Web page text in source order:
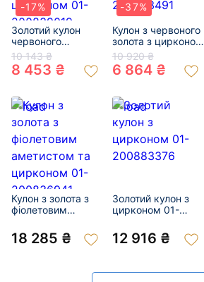
-17%
Золотий кулон
червоного
кольору з
цирконом 01-
200839019
10 143 ₴
8 453 ₴
-37%
Кулон з червоного
золота з цирконом
01-200343491
10 920 ₴
6 864 ₴
Кулон з золота з
фіолетовим
цирконом 01-
200836941
18 285 ₴
Золотий кулон з
цирконом 01-
12 916 ₴